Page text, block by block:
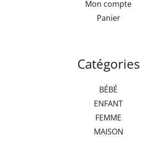
Mon compte
Panier
Catégories
BÉBÉ
ENFANT
FEMME
MAISON